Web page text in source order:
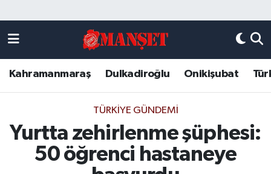
Kahramanmaraş Dulkadiroğlu Onikişubat
TÜRKIYE GÜNDEMI
Yurtta zehirlenme şüphesi:
50 öğrenci hastaneye
DULKADİROĞLU
KAHRAMANMARAŞ
ONİKİŞUBAT
ÖZEL HABER
Kahramanmaraş Nöbetçi Eczaneler
Kahramanmaraş Hava Durumu
Kahramanmaraş Trafik Yoğunluk Haritası
Süper Lig Puan Durumu ve Fikstür
Tüm Manşetler